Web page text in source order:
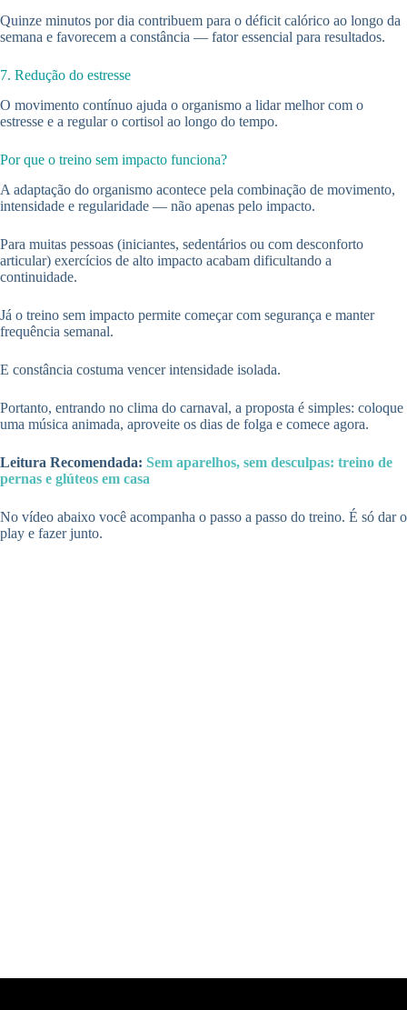
Quinze minutos por dia contribuem para o déficit calórico ao longo da
semana e favorecem a constância — fator essencial para resultados.
7. Redução do estresse
O movimento contínuo ajuda o organismo a lidar melhor com o
estresse e a regular o cortisol ao longo do tempo.
Por que o treino sem impacto funciona?
A adaptação do organismo acontece pela combinação de movimento,
intensidade e regularidade — não apenas pelo impacto.
Para muitas pessoas (iniciantes, sedentários ou com desconforto
articular) exercícios de alto impacto acabam dificultando a
continuidade.
Já o treino sem impacto permite começar com segurança e manter
frequência semanal.
E constância costuma vencer intensidade isolada.
Portanto, entrando no clima do carnaval, a proposta é simples: coloque
uma música animada, aproveite os dias de folga e comece agora.
Leitura Recomendada: Sem aparelhos, sem desculpas: treino de
pernas e glúteos em casa
No vídeo abaixo você acompanha o passo a passo do treino. É só dar o
play e fazer junto.